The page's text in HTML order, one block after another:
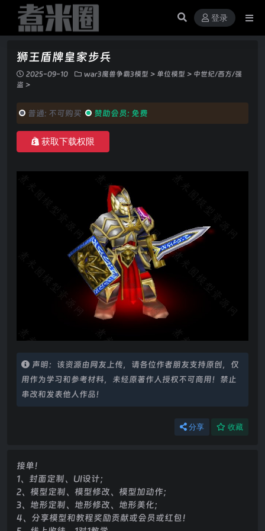
登录
狮王盾牌皇家步兵
2025-09-10 war3魔兽争霸3模型 > 单位模型 > 中世纪/西方/强
盗 >
普通: 不可购买 赞助会员: 免费
获取下载权限
声明：该资源由网友上传，请各位作者朋友支持原创，仅
用作为学习和参考材料，未经原著作人授权不可商用！禁止
串改和发表他人作品！
分享 收藏
接单！
1、封面定制、UI设计；
2、模型定制、模型修改、模型加动作；
3、地形定制、地形修改、地形美化；
4、分享模型和教程奖励贡献或会员或红包！